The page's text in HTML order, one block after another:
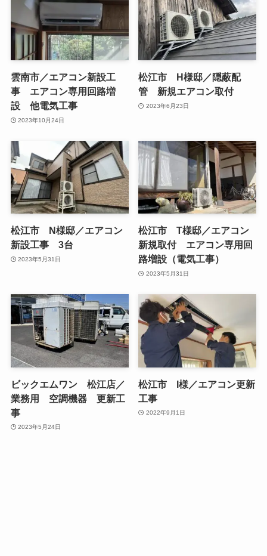
雲南市／エアコン新設工
事 エアコン専用回路増
設 他電気工事
2023年10月24日
松江市 H様邸／隠蔽配
管 新規エアコン取付
2023年6月23日
松江市 N様邸／エアコン
新設工事 3台
2023年5月31日
松江市 T様邸／エアコン
新規取付 エアコン専用回
路増設（電気工事）
2023年5月31日
ビックエムワン 松江店／
業務用 空調機器 更新工
事
2023年5月24日
松江市 I様／エアコン更新
工事
2022年9月1日